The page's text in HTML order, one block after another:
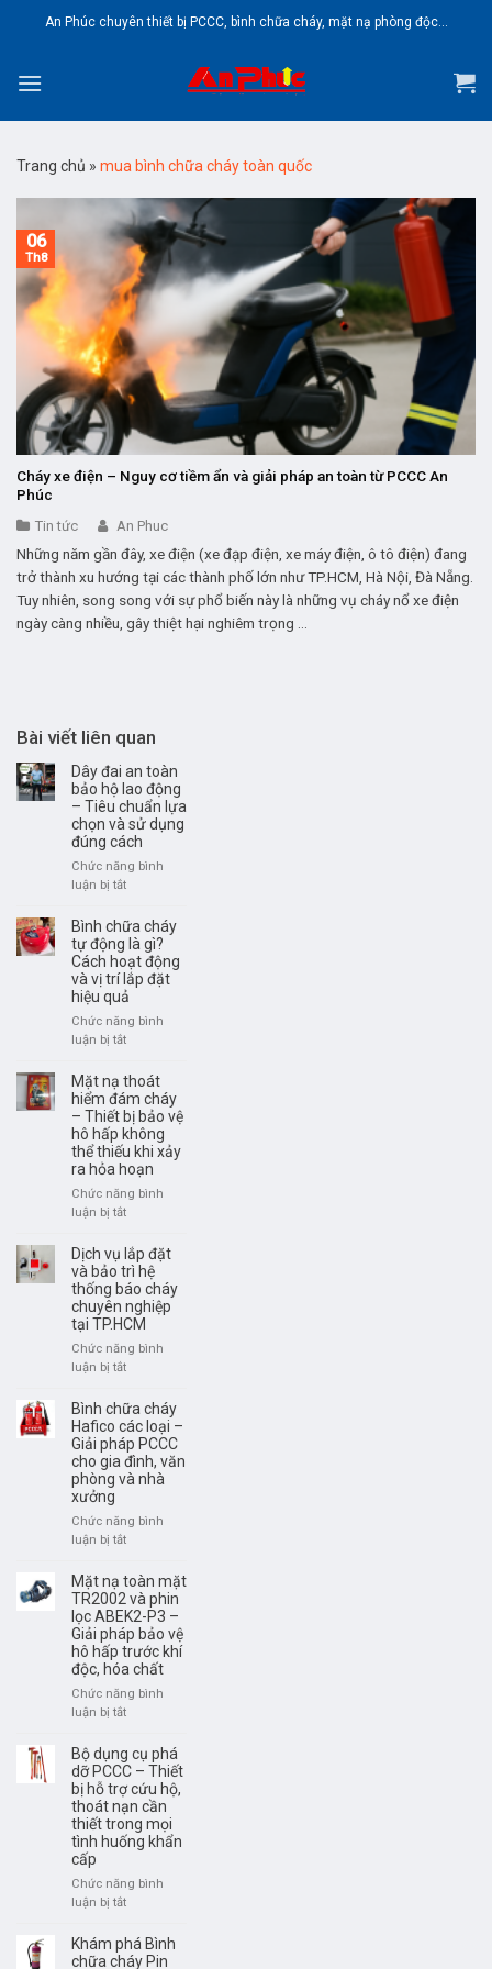
An Phúc chuyên thiết bị PCCC, bình chữa cháy, mặt nạ phòng độc...
Trang chủ » mua bình chữa cháy toàn quốc
Cháy xe điện – Nguy cơ tiềm ẩn và giải pháp an toàn từ PCCC An
Phúc
Tin tức An Phuc
Những năm gần đây, xe điện (xe đạp điện, xe máy điện, ô tô điện) đang
trở thành xu hướng tại các thành phố lớn như TP.HCM, Hà Nội, Đà Nẵng.
Tuy nhiên, song song với sự phổ biến này là những vụ cháy nổ xe điện
ngày càng nhiều, gây thiệt hại nghiêm trọng ...
06
Th8
Bài viết liên quan
Dây đai an toàn
bảo hộ lao động
– Tiêu chuẩn lựa
chọn và sử dụng
đúng cách
Chức năng bình
luận bị tắt
đai
an
toàn
bảo
hộ
lao
chuẩn
lựa
chọn
và
sử
đúng
Bình chữa cháy
tự động là gì?
Cách hoạt động
và vị trí lắp đặt
hiệu quả
Chức năng bình
luận bị tắt
chữa
cháy
tự
động
là
gì?
Cách
và
vị
trí
lắp
đặt
quả
Mặt nạ thoát
hiểm đám cháy
– Thiết bị bảo vệ
hô hấp không
thể thiếu khi xảy
ra hỏa hoạn
Chức năng bình
luận bị tắt
nạ
thoát
hiểm
đám
cháy
vệ
hô
hấp
không
khi
hỏa
hoạn
Dịch vụ lắp đặt
và bảo trì hệ
thống báo cháy
chuyên nghiệp
tại TP.HCM
Chức năng bình
luận bị tắt
vụ
lắp
đặt
và
bảo
hệ
cháy
chuyên
nghiệp
tại
TP.HCM
Bình chữa cháy
Hafico các loại –
Giải pháp PCCC
cho gia đình, văn
phòng và nhà
xưởng
Chức năng bình
luận bị tắt
chữa
cháy
Hafico
các
loại
–
Giải
gia
đình,
văn
phòng
và
Mặt nạ toàn mặt
TR2002 và phin
lọc ABEK2-P3 –
Giải pháp bảo vệ
hô hấp trước khí
độc, hóa chất
Chức năng bình
luận bị tắt
nạ
toàn
mặt
TR2002
và
phin
ABEK2-
Giải
pháp
Bộ dụng cụ phá
dỡ PCCC – Thiết
bị hỗ trợ cứu hộ,
thoát nạn cần
thiết trong mọi
tình huống khẩn
cấp
Chức năng bình
luận bị tắt
dụng
cụ
Khám phá Bình
chữa cháy Pin